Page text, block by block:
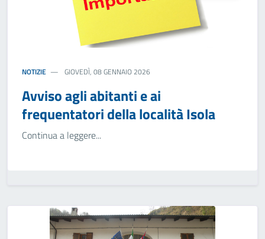
NOTIZIE GIOVEDÌ, 08 GENNAIO 2026
Avviso agli abitanti e ai
frequentatori della località Isola
Continua a leggere...